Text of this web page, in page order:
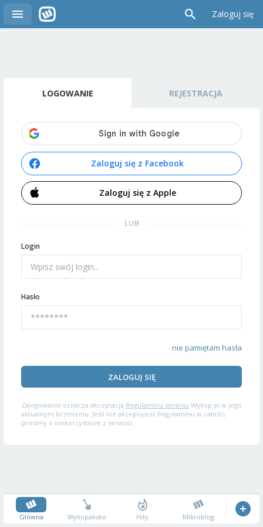
Zaloguj się
LOGOWANIE REJESTRACJA
Zaloguj się z Facebook
Zaloguj się z Apple
LUB
Login
Hasło
nie pamiętam hasła
ZALOGUJ SIĘ
Zalogowanie oznacza akceptację Regulaminu serwisu Wykop.pl w jego
aktualnym brzmieniu. Jeśli nie akceptujesz Regulaminu w całości,
prosimy o niekorzystanie z serwisu.
Główna Wykopalisko Hity Mikroblog